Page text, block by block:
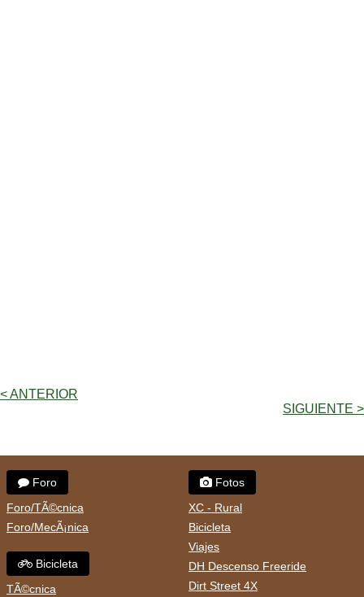
< ANTERIOR
SIGUIENTE >
Foro
Foro/TÃ©cnica
Foro/MecÃ¡nica
Bicicleta
TÃ©cnica
Fotos
XC - Rural
Bicicleta
Viajes
DH Descenso Freeride
Dirt Street 4X